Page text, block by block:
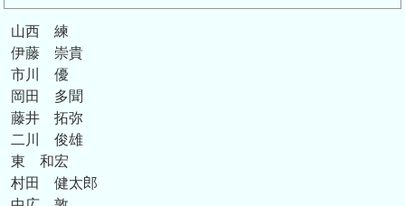
山西 練
伊藤 崇貴
市川 優
岡田 多聞
藤井 拓弥
二川 俊雄
東 和宏
村田 健太郎